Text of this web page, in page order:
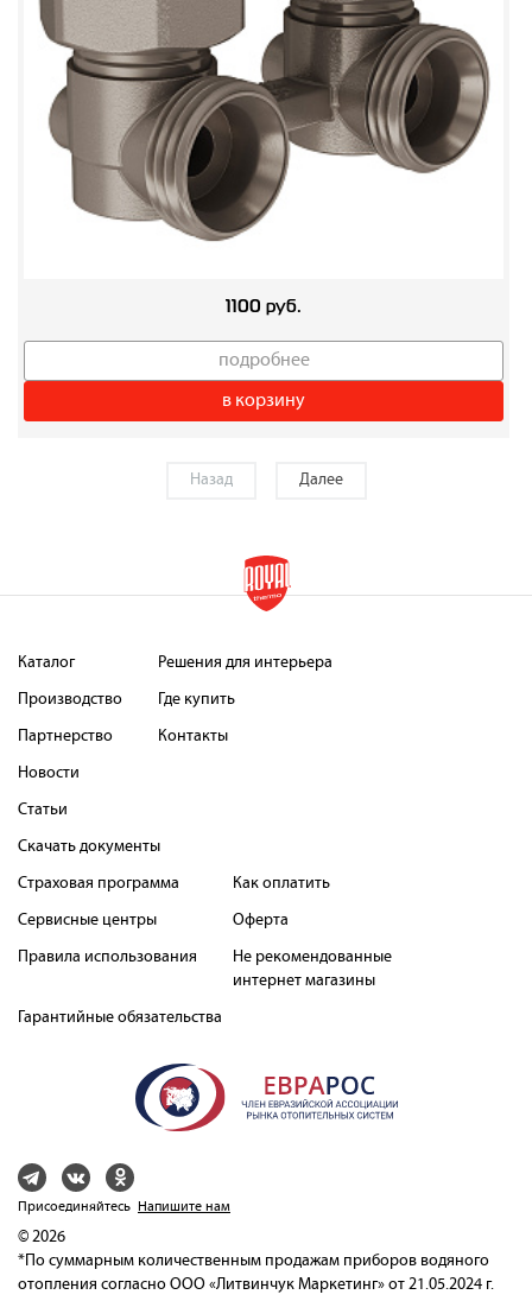
1100 руб.
подробнее
в корзину
Назад Далее
Каталог
Производство
Партнерство
Решения для интерьера
Где купить
Контакты
Новости
Статьи
Скачать документы
Страховая программа
Сервисные центры
Правила использования
Как оплатить
Оферта
Не рекомендованные
интернет магазины
Гарантийные обязательства
Присоединяйтесь Напишите нам
© 2026
*По суммарным количественным продажам приборов водяного
отопления согласно ООО «Литвинчук Маркетинг» от 21.05.2024 г.